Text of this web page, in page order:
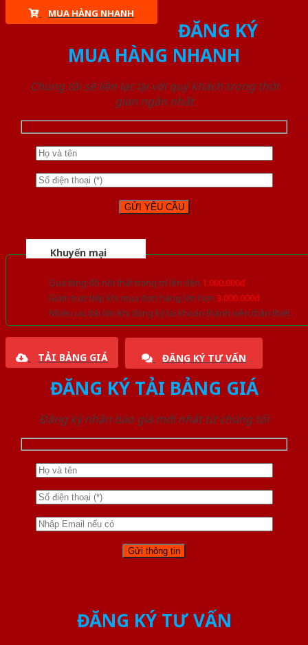
MUA HÀNG NHANH
ĐĂNG KÝ
MUA HÀNG NHANH
Chúng tôi sẽ liên lạc lại với quý khách trong thời
gian ngắn nhất
Khuyến mại
Quà tặng đồ nội thất trang trí lên đến 1.000.000đ
Giảm trực tiếp khi mua đơn hàng lớn hơn 3.000.000đ
Nhiều ưu đãi lớn khi đăng ký tài khoản thành viên thân thiết
TẢI BẢNG GIÁ ĐĂNG KÝ TƯ VẤN
ĐĂNG KÝ TẢI BẢNG GIÁ
Đăng ký nhận báo giá mới nhất từ chúng tôi
ĐĂNG KÝ TƯ VẤN